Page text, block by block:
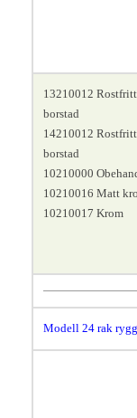
13210012
borstad
14210012
borstad
10210000
10210016 Matt
10210017 Krom
Modell 24 rak rygg